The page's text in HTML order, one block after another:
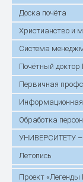
Доска почёта
Христианство и
Система
Почётный
Первичная
Информационная
Обработка
УНИВЕРСИТЕТУ –
Летопись
Проект